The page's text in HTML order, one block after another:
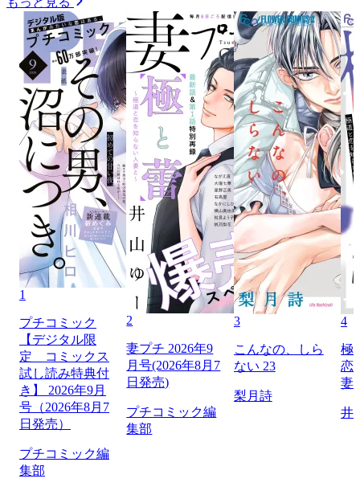
1
プチコミック
【デジタル限
定 コミックス
試し読み特典付
き】 2026年9月
号（2026年8月7
日発売）
プチコミック編
集部
2
妻プチ 2026年9
月号(2026年8月7
日発売)
プチコミック編
集部
3
こんなの、しら
ない 23
梨月詩
4
極
恋
妻
井